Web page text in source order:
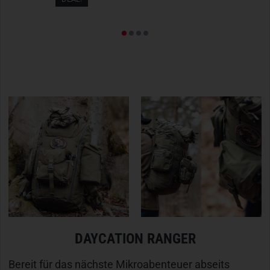
DAYCATION RANGER
Bereit für das nächste Mikroabenteuer abseits